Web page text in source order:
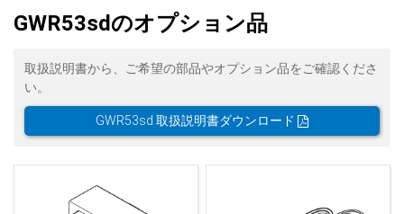
WEB限定モデル
純正オプション
スペアパーツ
GPSデータ更新のお申込はこちら
ユピテル公式サイトはこちら
【8/17(月) 7:59ま
scroll
お役立ち情報・トピックス
よくあるご質問
お問い合わせ前のご確認はこちら
お問い合わせ
各種お問い合わせはこちら
会員価格やポイントを利用してご購入頂けます
新規会員登録をする
GWR53sdのオプション品
取扱説明書から、ご希望の部品やオプション品をご確認くださ
い。
GWR53sd 取扱説明書ダウンロード